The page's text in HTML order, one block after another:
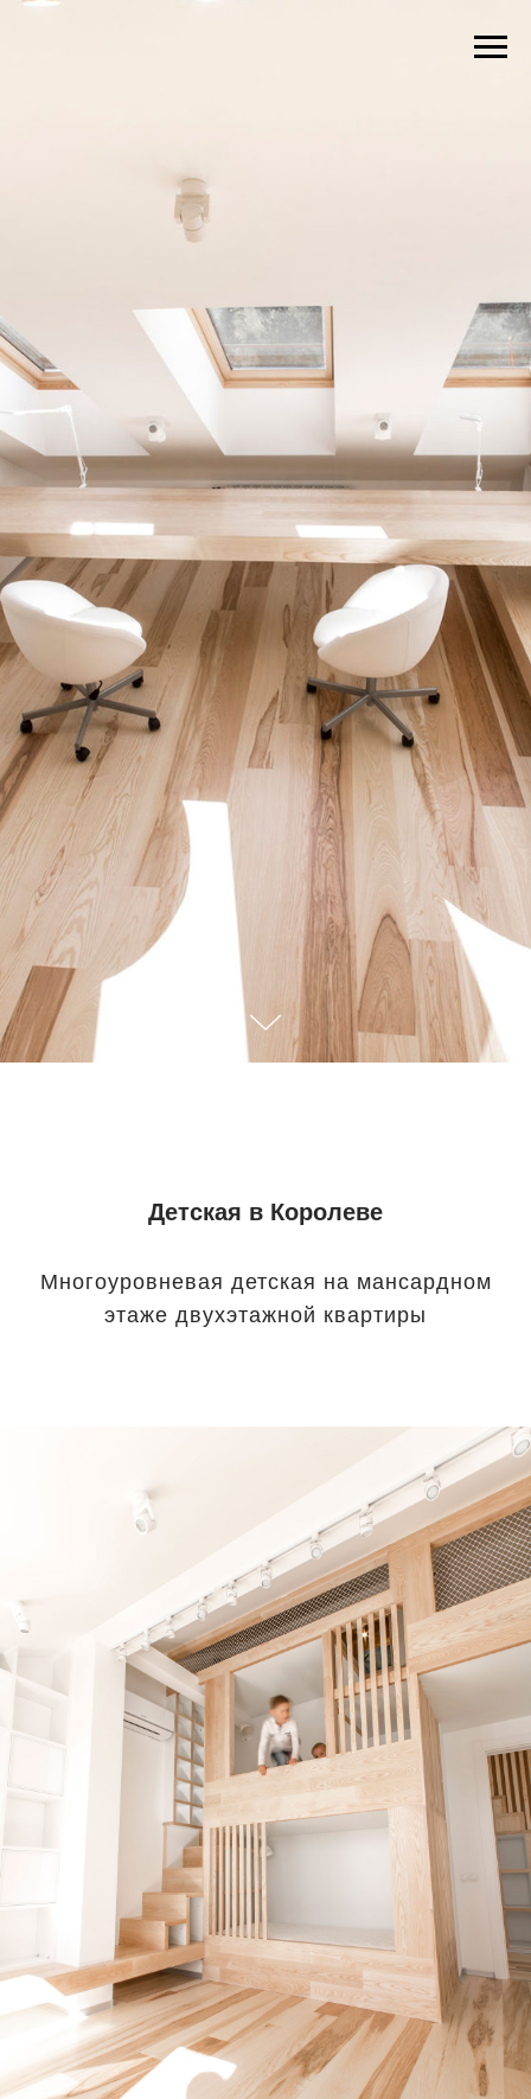
Детская в Королеве
Многоуровневая детская на мансардном
этаже двухэтажной квартиры